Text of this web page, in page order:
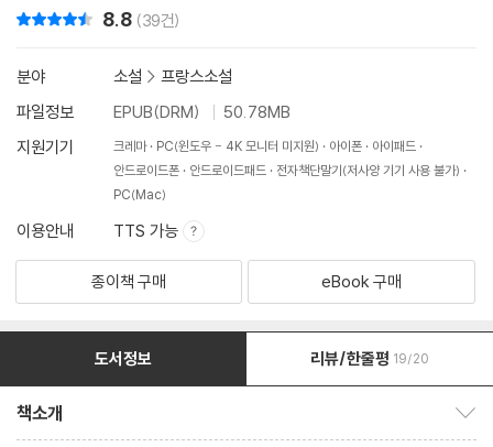
8.8 (39건)
분야 소설 > 프랑스소설
파일정보
EPUB(DRM)
50.78MB
지원기기
크레마 PC(윈도우 - 4K 모니터 미지원) 아이폰
아이패드
안드로이드폰
안드로이드패드
전자책단말기(저사양 기기 사용 불가)
PC(Mac)
이용안내 TTS 가능
종이책 구매 eBook 구매
도서정보 리뷰/한줄평 19/20
책소개